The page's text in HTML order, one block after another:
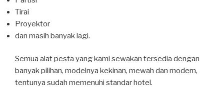
Tirai
Proyektor
dan masih banyak lagi.
Semua alat pesta yang kami sewakan tersedia dengan
banyak pilihan, modelnya kekinan, mewah dan modern,
tentunya sudah memenuhi standar hotel.